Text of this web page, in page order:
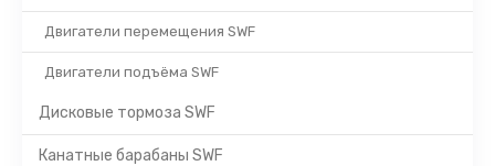
Двигатели перемещения SWF
Двигатели подъёма SWF
Дисковые тормоза SWF
Канатные барабаны SWF